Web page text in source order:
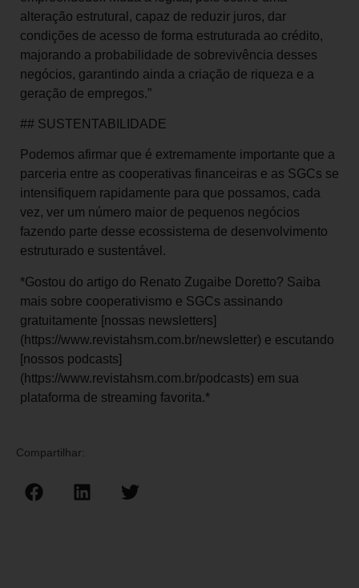
alteração estrutural, capaz de reduzir juros, dar
condições de acesso de forma estruturada ao crédito,
majorando a probabilidade de sobrevivência desses
negócios, garantindo ainda a criação de riqueza e a
geração de empregos.”
## SUSTENTABILIDADE
Podemos afirmar que é extremamente importante que a
parceria entre as cooperativas financeiras e as SGCs se
intensifiquem rapidamente para que possamos, cada
vez, ver um número maior de pequenos negócios
fazendo parte desse ecossistema de desenvolvimento
estruturado e sustentável.
*Gostou do artigo do Renato Zugaibe Doretto? Saiba
mais sobre cooperativismo e SGCs assinando
gratuitamente [nossas newsletters]
(https://www.revistahsm.com.br/newsletter) e escutando
[nossos podcasts]
(https://www.revistahsm.com.br/podcasts) em sua
plataforma de streaming favorita.*
Compartilhar: